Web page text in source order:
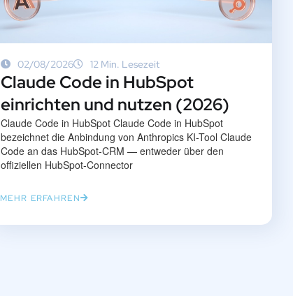
02/08/2026 12 Min. Lesezeit
Claude Code in HubSpot
einrichten und nutzen (2026)
Claude Code in HubSpot Claude Code in HubSpot
bezeichnet die Anbindung von Anthropics KI-Tool Claude
Code an das HubSpot-CRM — entweder über den
offiziellen HubSpot-Connector
MEHR ERFAHREN